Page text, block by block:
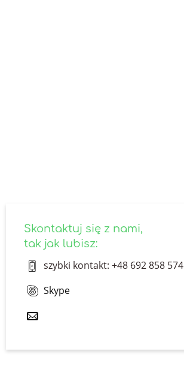
Skontaktuj się z nami,
tak jak lubisz:
szybki kontakt: +48 692 858 574
Skype